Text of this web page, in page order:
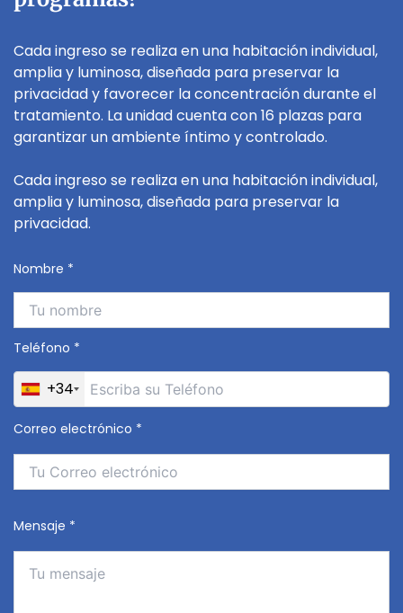
Cada ingreso se realiza en una habitación individual,
amplia y luminosa, diseñada para preservar la
privacidad y favorecer la concentración durante el
tratamiento. La unidad cuenta con 16 plazas para
garantizar un ambiente íntimo y controlado.
Cada ingreso se realiza en una habitación individual,
amplia y luminosa, diseñada para preservar la
privacidad.
Nombre *
Teléfono *
+34
Correo electrónico *
Mensaje *